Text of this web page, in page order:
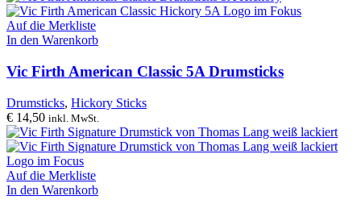
Auf die Merkliste
In den Warenkorb
Vic Firth American Classic 5A Drumsticks
Drumsticks, Hickory Sticks
€ 14,50 inkl. MwSt.
Auf die Merkliste
In den Warenkorb